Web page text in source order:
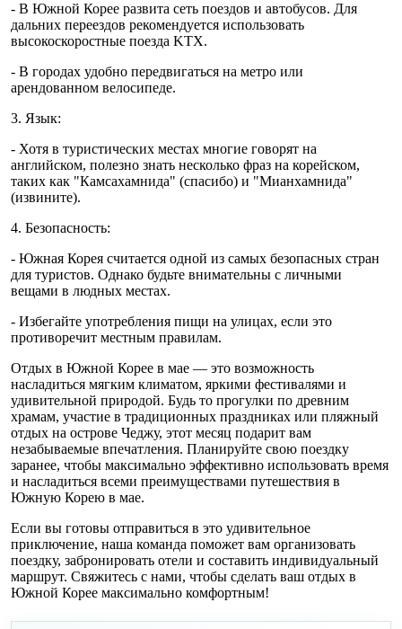
- В Южной Корее развита сеть поездов и автобусов. Для
дальних переездов рекомендуется использовать
высокоскоростные поезда KTX.
- В городах удобно передвигаться на метро или
арендованном велосипеде.
3. Язык:
- Хотя в туристических местах многие говорят на
английском, полезно знать несколько фраз на корейском,
таких как "Камсахамнида" (спасибо) и "Мианхамнида"
(извините).
4. Безопасность:
- Южная Корея считается одной из самых безопасных стран
для туристов. Однако будьте внимательны с личными
вещами в людных местах.
- Избегайте употребления пищи на улицах, если это
противоречит местным правилам.
Отдых в Южной Корее в мае — это возможность
насладиться мягким климатом, яркими фестивалями и
удивительной природой. Будь то прогулки по древним
храмам, участие в традиционных праздниках или пляжный
отдых на острове Чеджу, этот месяц подарит вам
незабываемые впечатления. Планируйте свою поездку
заранее, чтобы максимально эффективно использовать время
и насладиться всеми преимуществами путешествия в
Южную Корею в мае.
Если вы готовы отправиться в это удивительное
приключение, наша команда поможет вам организовать
поездку, забронировать отели и составить индивидуальный
маршрут. Свяжитесь с нами, чтобы сделать ваш отдых в
Южной Корее максимально комфортным!